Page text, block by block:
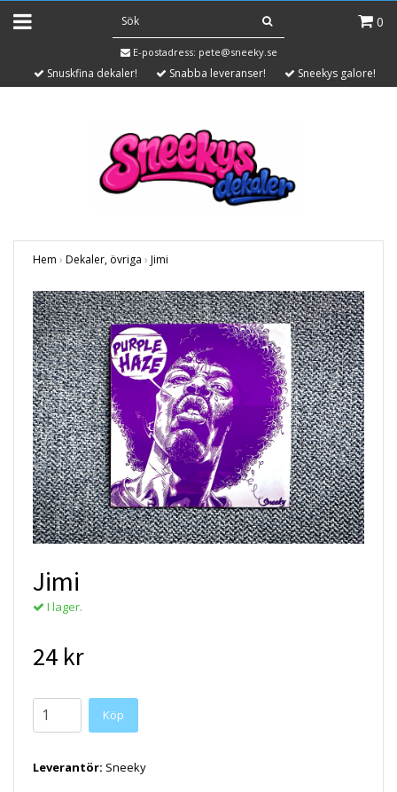
0
E-postadress: pete@sneeky.se
Snuskfina dekaler! Snabba leveranser! Sneekys galore!
Hem › Dekaler, övriga › Jimi
Jimi
I lager.
24 kr
Köp
Leverantör: Sneeky